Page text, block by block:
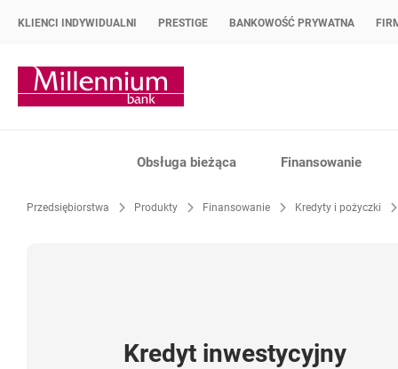
KLIENCI INDYWIDUALNI PRESTIGE BANKOWOŚĆ PRYWATNA
Strona główna Bank Millennium
Obsługa bieżąca Finansowanie
Przedsiębiorstwa Produkty Finansowanie Kredyty i pożyczki
Kredyt inwestycyjny